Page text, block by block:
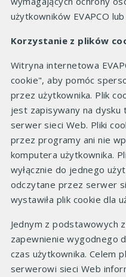
użytkowników EVAPCO
Korzystanie z plików
Witryna internetowa
cookie", aby pomóc
przez użytkownika. Plik
jest zapisywany na
serwer sieci Web. Pliki
przez programy ani nie
komputera użytkownika.
wyłącznie do jednego
odczytane przez serwer
wystawiła plik cookie dla
Jednym z podstawowych
zapewnienie wygodnego
czas użytkownika. Celem
serwerowi sieci Web